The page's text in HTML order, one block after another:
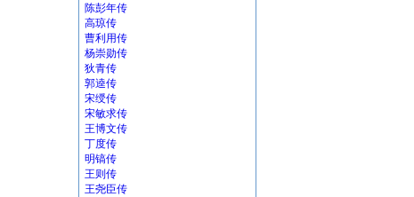
陈彭年传
高琼传
曹利用传
杨崇勋传
狄青传
郭逵传
宋绶传
宋敏求传
王博文传
丁度传
明镐传
王则传
王尧臣传